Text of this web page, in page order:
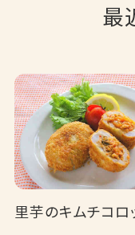
最
里芋のキムチコロ